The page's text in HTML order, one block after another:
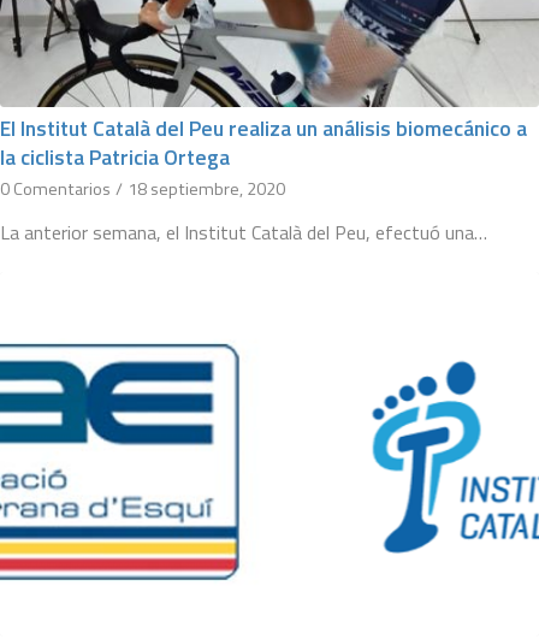
El Institut Català del Peu realiza un análisis biomecánico a
la ciclista Patricia Ortega
0 Comentarios / 18 septiembre, 2020
La anterior semana, el Institut Català del Peu, efectuó una…